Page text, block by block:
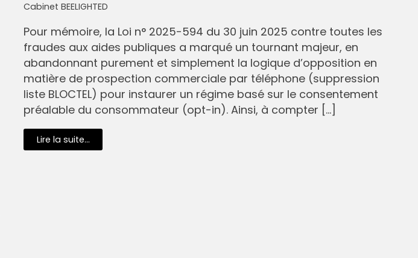
Cabinet BEELIGHTED
Pour mémoire, la Loi n° 2025-594 du 30 juin 2025 contre toutes les
fraudes aux aides publiques a marqué un tournant majeur, en
abandonnant purement et simplement la logique d’opposition en
matière de prospection commerciale par téléphone (suppression
liste BLOCTEL) pour instaurer un régime basé sur le consentement
préalable du consommateur (opt-in). Ainsi, à compter […]
Lire la suite...